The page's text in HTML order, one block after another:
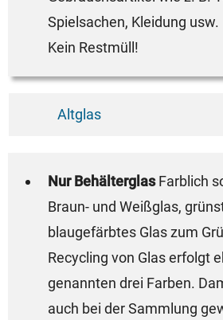
Spielsachen, Kleidung usw.
Kein Restmüll!
Altglas
Nur BehälterglasFarblich
Braun- und Weißglas,
blaugefärbtes Glas zum
Recycling von Glas erfolgt
genannten drei Farben.
auch bei der Sammlung